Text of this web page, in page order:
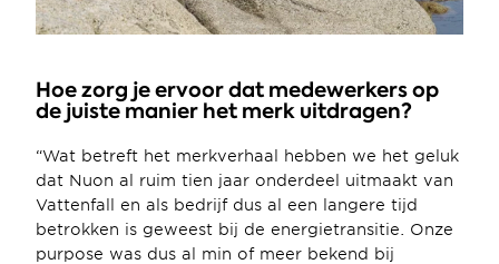
Hoe zorg je ervoor dat medewerkers op
de juiste manier het merk uitdragen?
“Wat betreft het merkverhaal hebben we het geluk
dat Nuon al ruim tien jaar onderdeel uitmaakt van
Vattenfall en als bedrijf dus al een langere tijd
betrokken is geweest bij de energietransitie. Onze
purpose was dus al min of meer bekend bij